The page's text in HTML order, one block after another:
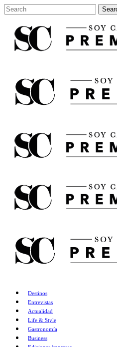
Destinos
Entrevistas
Actualidad
Life & Style
Gastronomía
Business